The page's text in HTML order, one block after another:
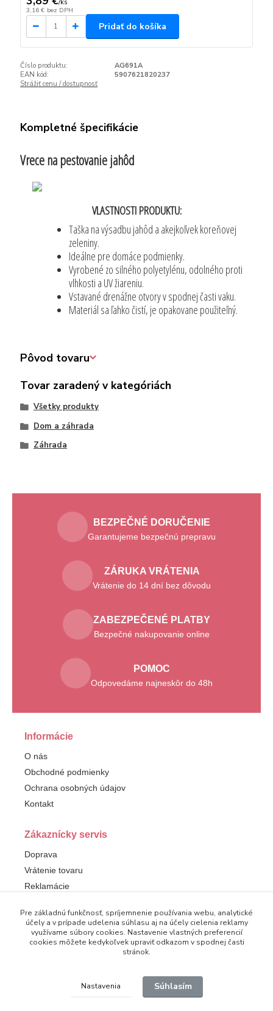
/ks
3,16 € bez DPH
Pridať do košíka
Číslo produktu:
AG691A
EAN kód:
5907621820237
Strážiť cenu / dostupnosť
Kompletné špecifikácie
Vrece na pestovanie jahôd
VLASTNOSTI PRODUKTU:
Taška na výsadbu jahôd a akejkoľvek koreňovej
zeleniny.
Ideálne pre domáce podmienky.
Vyrobené zo silného polyetylénu, odolného proti
vlhkosti a UV žiareniu.
Vstavané drenážne otvory v spodnej časti vaku.
Materiál sa ľahko čistí, je opakovane použiteľný.
Pôvod tovaru
Tovar zaradený v kategóriách
Všetky produkty
Dom a záhrada
Záhrada
BEZPEČNÉ DORUČENIE
Garantujeme bezpečnú prepravu
ZÁRUKA VRÁTENIA
Vrátenie do 14 dní bez dôvodu
ZABEZPEČENÉ PLATBY
Bezpečné nakupovanie online
POMOC
Odpovedáme najneskôr do 48h
Informácie
O nás
Obchodné podmienky
Ochrana osobných údajov
Kontakt
Zákaznícky servis
Doprava
Vrátenie tovaru
Reklamácie
Sledujte nás
Facebook
Pre základnú funkčnosť, spríjemnenie používania webu, analytické
účely a v prípade udelenia súhlasu aj na účely cielenia reklamy
využívame súbory cookies. Nastavenie vlastných preferencií
cookies môžete kedykoľvek upraviť odkazom v spodnej časti
stránok.
Nastavenia Súhlasím